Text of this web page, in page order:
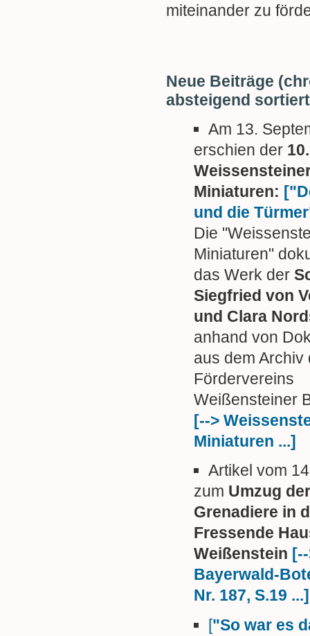
miteinander zu
Neue Beiträge
absteigend
Am 13.
erschien der
Miniaturen:
und die
Die
Miniaturen"
das Werk der
Siegfried von
und Clara
anhand von
aus dem Archiv
Fördervereins
Weißensteiner
[-->
Miniaturen ...]
Artikel vom
zum Umzug der
Grenadiere in
Fressende
Weißenstein
Bayerwald-
Nr. 187, S.19 ...]
["So war es